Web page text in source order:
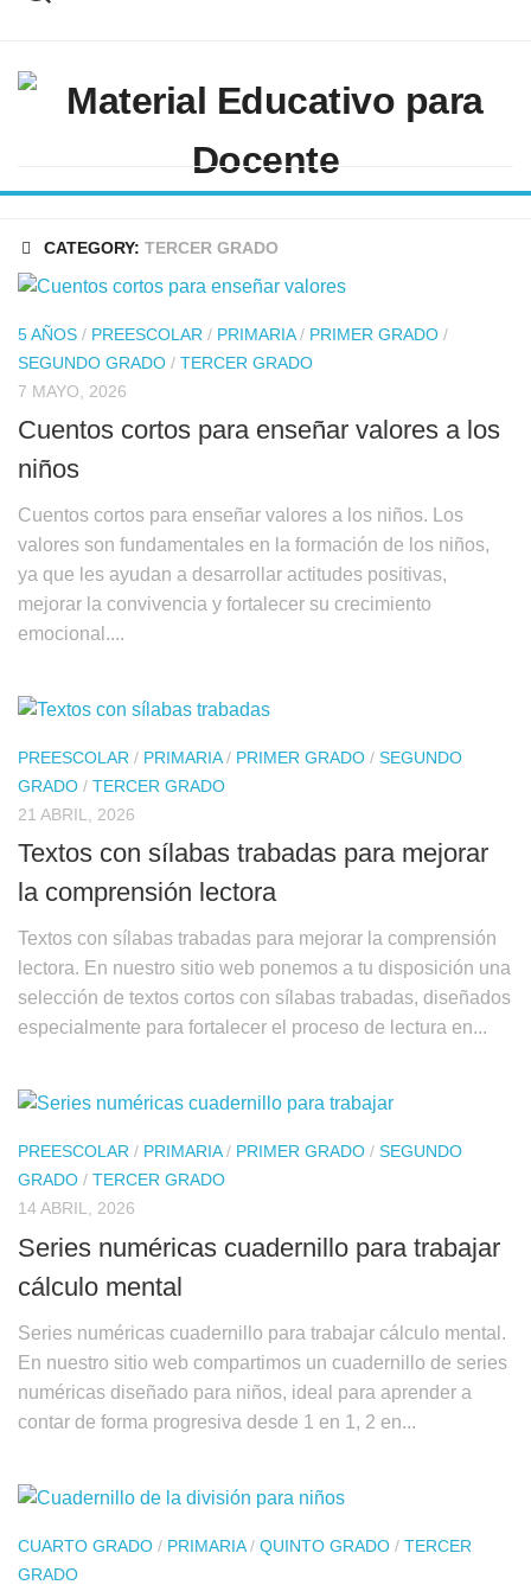
content
CATEGORY: TERCER GRADO
5 AÑOS / PREESCOLAR / PRIMARIA/ PRIMER GRADO /
SEGUNDO GRADO / TERCER GRADO
7 MAYO, 2026
Cuentos cortos para enseñar valores a los
niños
Cuentos cortos para enseñar valores a los niños. Los
valores son fundamentales en la formación de los niños,
ya que les ayudan a desarrollar actitudes positivas,
mejorar la convivencia y fortalecer su crecimiento
emocional....
PREESCOLAR / PRIMARIA/ PRIMER GRADO / SEGUNDO
GRADO / TERCER GRADO
21 ABRIL, 2026
Textos con sílabas trabadas para mejorar
la comprensión lectora
Textos con sílabas trabadas para mejorar la comprensión
lectora. En nuestro sitio web ponemos a tu disposición una
selección de textos cortos con sílabas trabadas, diseñados
especialmente para fortalecer el proceso de lectura en...
PREESCOLAR / PRIMARIA/ PRIMER GRADO / SEGUNDO
GRADO / TERCER GRADO
14 ABRIL, 2026
Series numéricas cuadernillo para trabajar
cálculo mental
Series numéricas cuadernillo para trabajar cálculo mental.
En nuestro sitio web compartimos un cuadernillo de series
numéricas diseñado para niños, ideal para aprender a
contar de forma progresiva desde 1 en 1, 2 en...
CUARTO GRADO / PRIMARIA/ QUINTO GRADO / TERCER
GRADO